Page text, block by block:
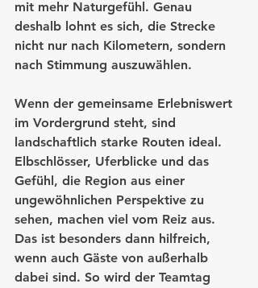
mit mehr Naturgefühl. Genau
deshalb lohnt es sich, die Strecke
nicht nur nach Kilometern, sondern
nach Stimmung auszuwählen.
Wenn der gemeinsame Erlebniswert
im Vordergrund steht, sind
landschaftlich starke Routen ideal.
Elbschlösser, Uferblicke und das
Gefühl, die Region aus einer
ungewöhnlichen Perspektive zu
sehen, machen viel vom Reiz aus.
Das ist besonders dann hilfreich,
wenn auch Gäste von außerhalb
dabei sind. So wird der Teamtag